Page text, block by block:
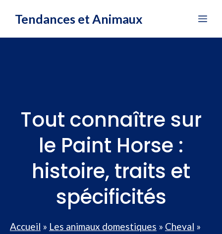
Tendances et Animaux
Tout connaître sur
le Paint Horse :
histoire, traits et
spécificités
Accueil » Les animaux domestiques » Cheval »